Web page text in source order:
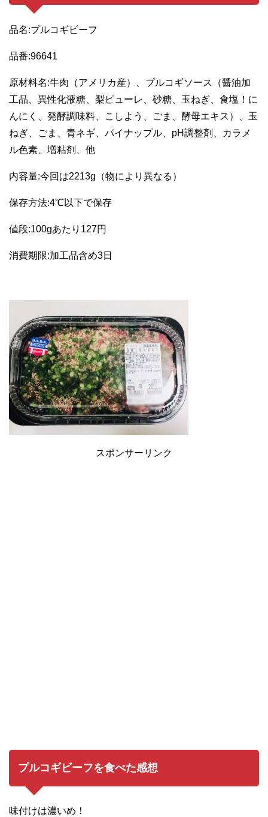
品名:プルコギビーフ
品番:96641
原材料名:牛肉（アメリカ産）、プルコギソース（醤油加
工品、異性化液糖、梨ピューレ、砂糖、玉ねぎ、食塩！に
んにく、発酵調味料、こしよう、ごま、酵母エキス）、玉
ねぎ、ごま、青ネギ、パイナップル、pH調整剤、カラメ
ル色素、増粘剤、他
内容量:今回は2213g（物により異なる）
保存方法:4℃以下で保存
値段:100gあたり127円
消費期限:加工品含め3日
スポンサーリンク
プルコギビーフを食べた感想
味付けは濃いめ！